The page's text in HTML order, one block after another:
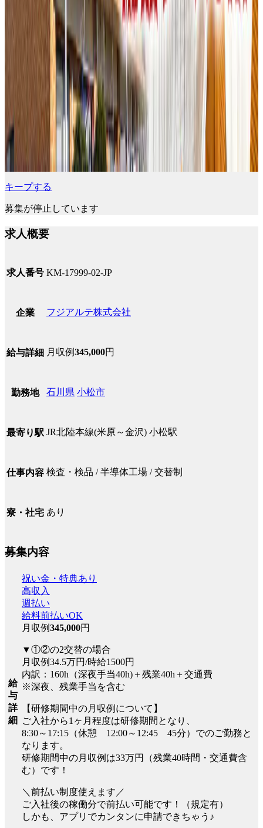
キープする
募集が停止しています
求人概要
求人番号 KM-17999-02-JP
企業 フジアルテ株式会社
給与詳細 月収例345,000円
勤務地 石川県 小松市
最寄り駅 JR北陸本線(米原～金沢) 小松駅
仕事内容 検査・検品 / 半導体工場 / 交替制
寮・社宅 あり
募集内容
給
与
詳
細
祝い金・特典あり
高収入
週払い
給料前払いOK
月収例345,000円
▼①②の2交替の場合
月収例34.5万円/時給1500円
内訳：160h（深夜手当40h)＋残業40h＋交通費
※深夜、残業手当を含む
【研修期間中の月収例について】
ご入社から1ヶ月程度は研修期間となり、
8:30～17:15（休憩 12:00～12:45 45分）でのご勤務と
なります。
研修期間中の月収例は33万円（残業40時間・交通費含
む）です！
＼前払い制度使えます／
ご入社後の稼働分で前払い可能です！（規定有）
しかも、アプリでカンタンに申請できちゃう♪